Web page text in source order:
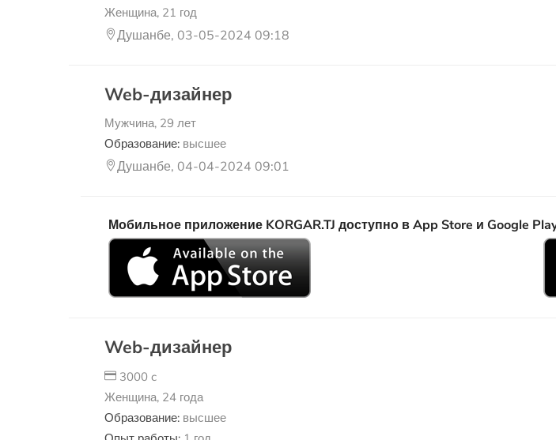
Женщина, 21 год
Душанбе, 03-05-2024 09:18
Web-дизайнер
Мужчина, 29 лет
Образование: высшее
Душанбе, 04-04-2024 09:01
Мобильное приложение KORGAR.TJ доступно в App Store и Google
Web-дизайнер
3000 c
Женщина, 24 года
Образование: высшее